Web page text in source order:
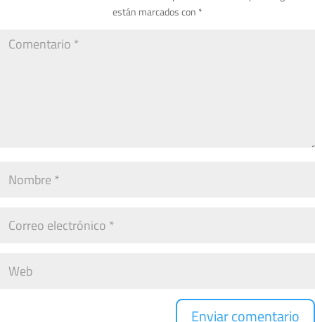
están marcados con *